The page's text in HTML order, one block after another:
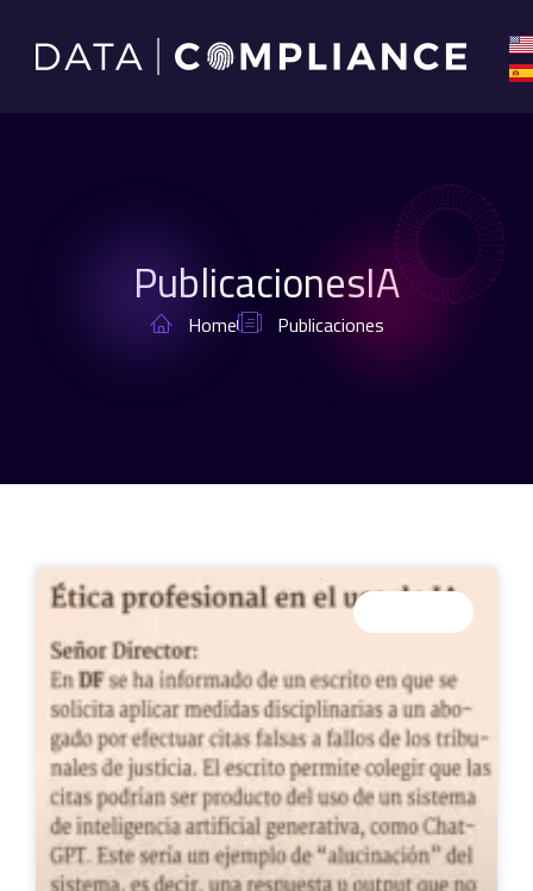
PublicacionesIA
Home Publicaciones